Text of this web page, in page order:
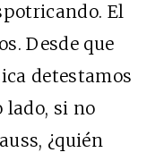
El
Desde que
detestamos
lado, si no
¿quién